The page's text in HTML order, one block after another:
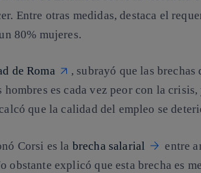
Entre otras medidas, destaca el
80% mujeres.
de Roma , subrayó quelas brechas
es cada vez peor con la crisis,
que la calidad del empleo se
Corsi es la brecha salarial
entre
obstante explicó que esta brecha es